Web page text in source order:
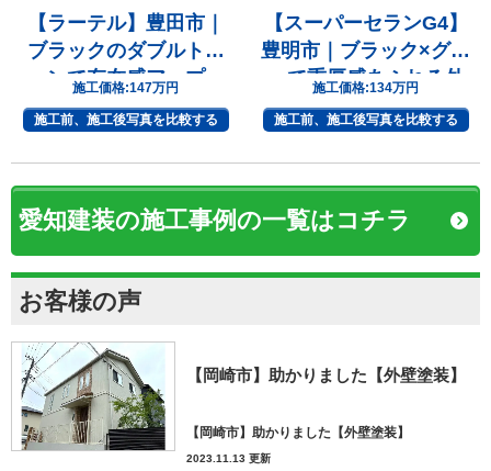
【ラーテル】豊田市｜
ブラックのダブルトー
ンで存在感アップ
施工価格:147万円
施工前、施工後写真を比較する
【スーパーセランG4】
豊明市｜ブラック×グレ
ーで重厚感あふれる外
観へ
施工価格:134万円
施工前、施工後写真を比較する
愛知建装の施工事例の一覧はコチラ
お客様の声
【岡崎市】助かりました【外壁塗装】
【岡崎市】助かりました【外壁塗装】
2023.11.13 更新